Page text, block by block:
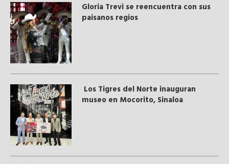
Gloria Trevi se reencuentra con sus
paisanos regios
Los Tigres del Norte inauguran
museo en Mocorito, Sinaloa